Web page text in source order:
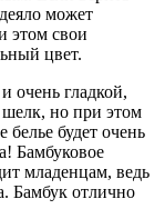
может
этом свои
цвет.
очень гладкой,
шелк, но при этом
белье будет очень
Бамбуковое
младенцам, ведь
Бамбук отлично